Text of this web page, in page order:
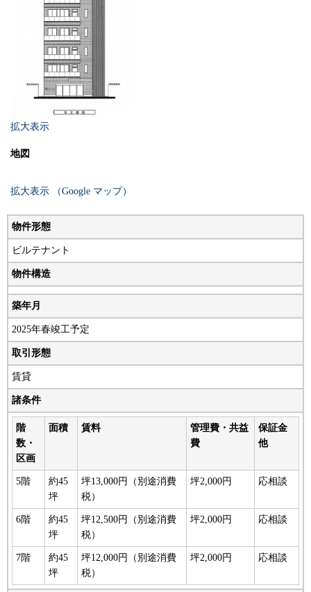
拡大表示
地図
拡大表示 （Google マップ）
物件形態
ビルテナント
物件構造
築年月
2025年春竣工予定
取引形態
賃貸
諸条件
階
数・
区画
面積 賃料
管理費・共益
費
保証金
他
5階
約45
坪
坪13,000円（別途消費
税）
坪2,000円 応相談
6階
約45
坪
坪12,500円（別途消費
税）
坪2,000円 応相談
7階
約45
坪
坪12,000円（別途消費
税）
坪2,000円 応相談